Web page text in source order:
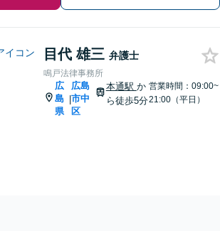
目代 雄三 弁護士
鳴戸法律事務所
広
島
県
|
広島
市中
区
本通駅 か
ら徒歩5分
営業時間：09:00~
21:00（平日）